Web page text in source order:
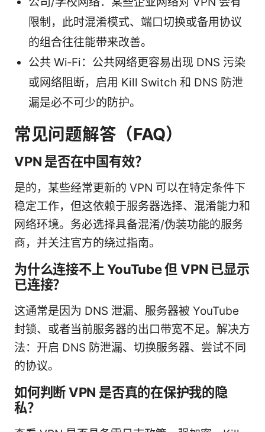
限制，此时混淆模式、端口切换或备用协议
的组合往往能带来改善。
公共 Wi‑Fi：公共网络更容易出现 DNS 污染
或网络阻断，启用 Kill Switch 和 DNS 防泄
漏是必不可少的防护。
常见问题解答（FAQ）
VPN 是否在中国有效？
是的，某些经常更新的 VPN 可以在特定条件下
稳定工作，但这依赖于服务器选择、混淆能力和
网络环境。务必选择具备混淆/伪装功能的服务
商，并关注官方的绕过指南。
为什么连接不上 YouTube 但 VPN 已显示
已连接？
这通常是因为 DNS 泄漏、服务器被 YouTube
封锁、或者当前服务器的出口带宽不足。解决方
法：开启 DNS 防泄漏、切换服务器、尝试不同
的协议。
如何判断 VPN 是否真的在保护我的隐
私？